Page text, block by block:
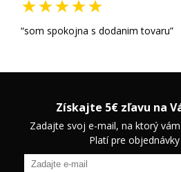
som spokojna s dodanim tovaru
Získajte 5€ zľavu na
Zadajte svoj e-mail, na ktorý
Platí pre